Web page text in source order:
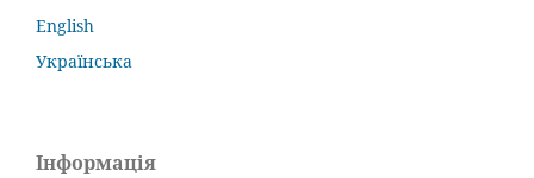
English
Українська
Інформація